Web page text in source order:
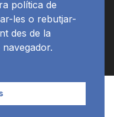
política de
les o rebutjar-
des de la